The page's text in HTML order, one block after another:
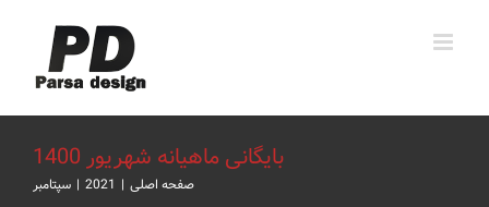
بایگانی ماهیانه شهریور 1400
صفحه اصلی |
2021
| سپتامبر